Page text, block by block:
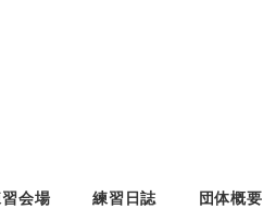
会場 練習日誌 団体概要